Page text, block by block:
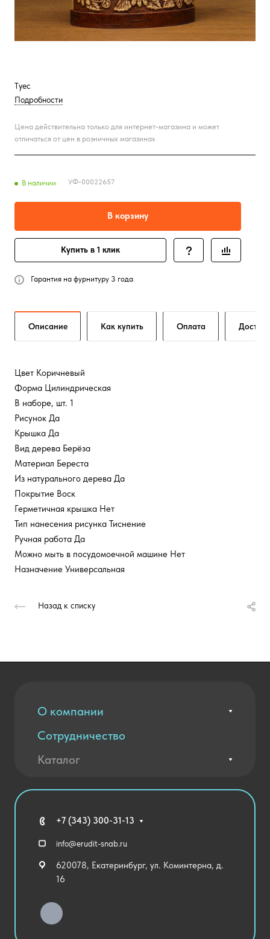
Туес
Подробности
Цена действительна только для интернет-магазина и может
отличаться от цен в розничных магазинах
В наличии УФ-00022657
В корзину
Купить в 1 клик
Гарантия на фурнитуру 3 года
Описание Как купить Оплата
Цвет Коричневый
Форма Цилиндрическая
В наборе, шт. 1
Рисунок Да
Крышка Да
Вид дерева Берёза
Материал Береста
Из натурального дерева Да
Покрытие Воск
Герметичная крышка Нет
Тип нанесения рисунка Тиснение
Ручная работа Да
Можно мыть в посудомоечной машине Нет
Назначение Универсальная
Назад к списку
О компании
Вакансии
Контакты
Благодарственные письма
Сотрудничество
Оплата и доставка
Каталог
Технические средства обучения
Спортивный зал
Уличное оборудование
Хозяйственные Товары
+7 (343) 300-31-13
info@erudit-snab.ru
620078, Екатеринбург, ул. Коминтерна, д.
16